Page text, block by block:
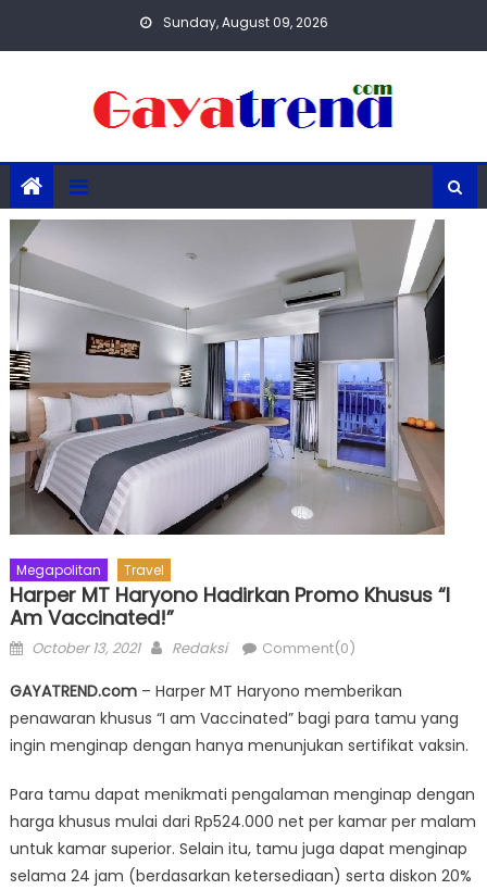
Sunday, August 09, 2026
Megapolitan Travel
Harper MT Haryono Hadirkan Promo Khusus “I
Am Vaccinated!”
Posted
October 13, 2021 Author
Redaksi Comment(0)
GAYATREND.com– Harper MT Haryono memberikan
penawaran khusus “I am Vaccinated” bagi para tamu yang
ingin menginap dengan hanya menunjukan sertifikat vaksin.
Para tamu dapat menikmati pengalaman menginap dengan
harga khusus mulai dari Rp524.000 net per kamar per malam
untuk kamar superior. Selain itu, tamu juga dapat menginap
selama 24 jam (berdasarkan ketersediaan) serta diskon 20%